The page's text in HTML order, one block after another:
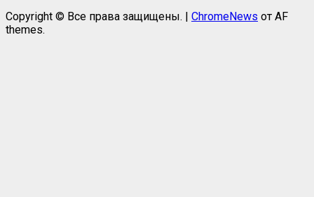
Copyright © Все права защищены.
ChromeNews от AF
themes.